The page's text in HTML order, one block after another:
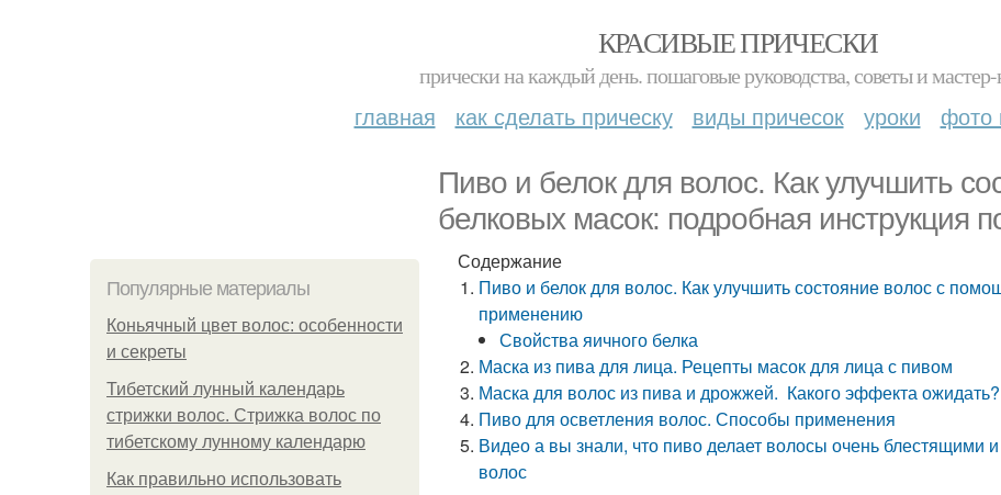
КРАСИВЫЕ ПРИЧЕСКИ
прически на каждый день. пошаговые руководства, советы и
главная как сделать прическу виды причесок уроки фото
Пиво и белок для волос. Как улучшить
белковых масок: подробная инструкция
Популярные материалы
Коньячный цвет волос: особенности
и секреты
Тибетский лунный календарь
стрижки волос. Стрижка волос по
тибетскому лунному календарю
Как правильно использовать
Содержание
Пиво и белок для волос. Как улучшить состояние волос с
применению
Свойства яичного белка
Маска из пива для лица. Рецепты масок для лица с пивом
Маска для волос из пива и дрожжей. Какого эффекта ожидать?
Пиво для осветления волос. Способы применения
Видео а вы знали, что пиво делает волосы очень
волос